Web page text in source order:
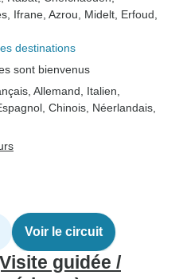
, Ifrane , Azrou , Midelt , Erfoud
destinations
sont bienvenus
Allemand, Italien,
Chinois, Néerlandais,
Voir le circuit
guidée /